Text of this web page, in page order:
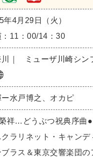
年4月29日（火）
：11：00/14：30
｜
ミューザ川崎シン
ー水戸博之、オカピ
祥…どうぶつ祝典序曲●
ラリネット・キャンデ
ブラス＆東京交響楽団の